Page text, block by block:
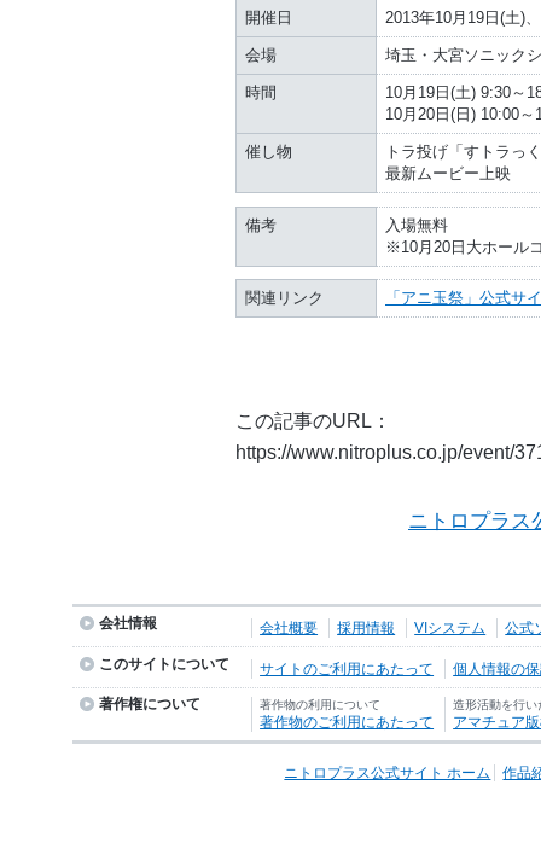
開催日 2013年10月19日(土)
会場 埼玉・大宮ソニック
時間
10月19日(土) 9:30～
10月20日(日) 10:00～
催し物
トラ投げ「すトラっ
最新ムービー上映
備考
入場無料
※10月20日大ホール
関連リンク 「アニ玉祭」公式サ
この記事のURL：
https://www.nitroplus.co.jp/event/
ニトロプラス
会社情報 会社概要 採用情報 VIシステム 公式
このサイトについて サイトのご利用にあたって 個人情報の
著作権について 著作物の利用について
著作物のご利用にあたって
造形活動を行い
アマチュア
ニトロプラス公式サイト ホーム 作品